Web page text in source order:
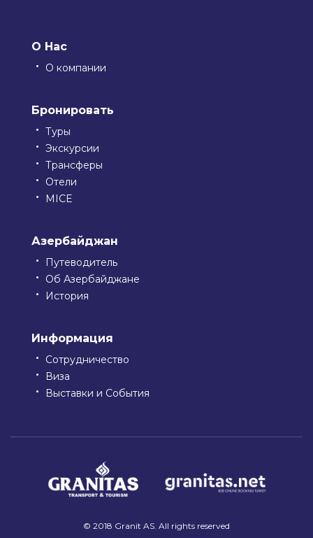
О Нас
О компании
Бронировать
Туры
Экскурсии
Трансферы
Отели
MICE
Азербайджан
Путеводитель
Об Азербайджане
История
Информация
Сотрудничество
Виза
Выставки и События
© 2018 Granit AS. All rights reserved